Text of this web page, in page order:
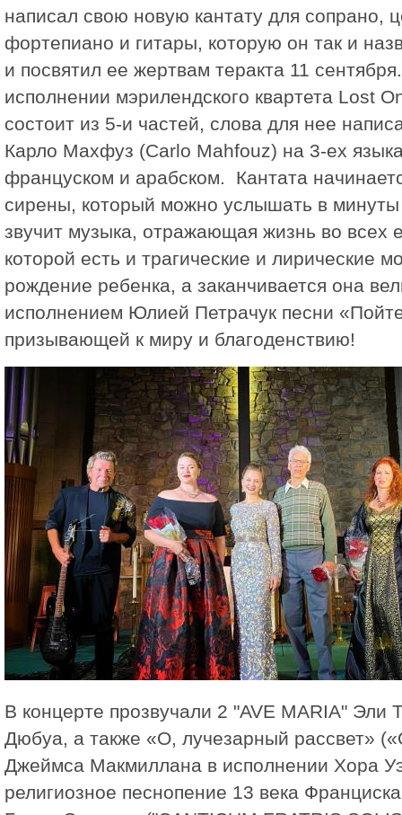
написал свою новую кантату для сопрано,
фортепиано и гитары, которую он так и
и посвятил ее жертвам теракта 11
исполнении мэрилендского квартета Lost
состоит из 5-и частей, слова для нее
Карло Махфуз (Carlo Mahfouz) на 3-ех
француском и арабском. Кантата
сирены, который можно услышать в минуты
звучит музыка, отражающая жизнь во всех
которой есть и трагические и лирические
рождение ребенка, а заканчивается она
исполнением Юлией Петрачук песни
призывающей к миру и благоденствию!
В концерте прозвучали 2 "AVE MARIA" Эли
Дюбуа, а также «О, лучезарный рассвет»
Джеймса Макмиллана в исполнении Хора
религиозное песнопение 13 века